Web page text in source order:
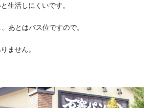
生活しにくいです。
あとはバス位ですので。
ません。